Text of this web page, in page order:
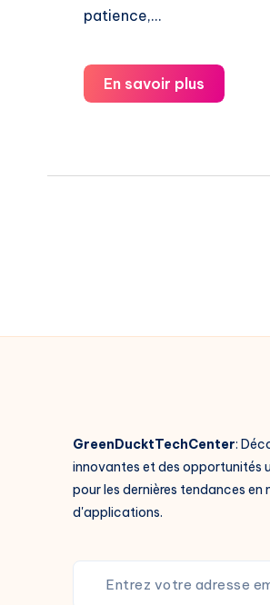
patience,…
En savoir plus
la
GreenDucktTechCenter:
innovantes et des opportunités
pour les dernières tendances
d'applications.